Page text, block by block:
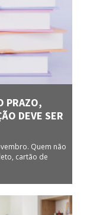
PRAZO,
DEVE SER
Quem não
cartão de